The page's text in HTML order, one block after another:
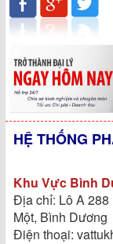
HỆ THỐNG
Khu Vực Bình
Địa chỉ: Lô A 288
Một, Bình Dương
Điện thoại: